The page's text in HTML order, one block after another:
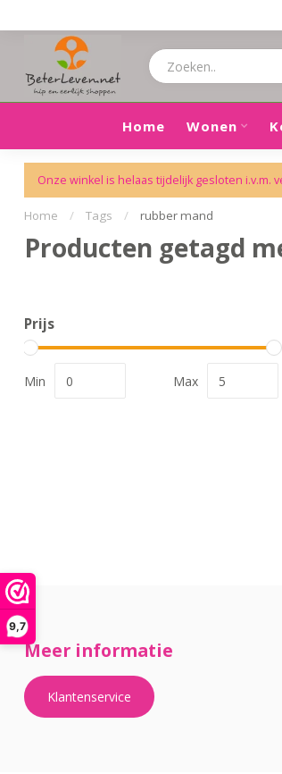
9,7
Home Wonen
Onze winkel is helaas tijdelijk gesloten i.v.m.
Home / Tags / rubber mand
Producten getagd
Prijs
Min Max
Meer informatie
Klantenservice